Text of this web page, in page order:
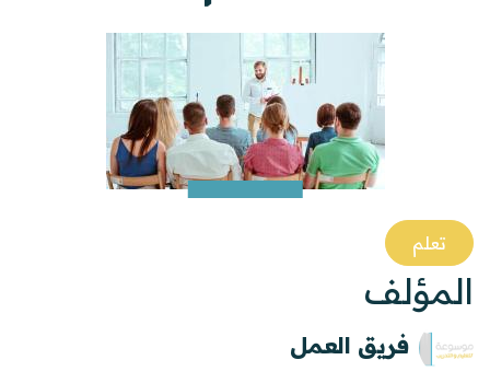
تعلم
المؤلف
فريق العمل